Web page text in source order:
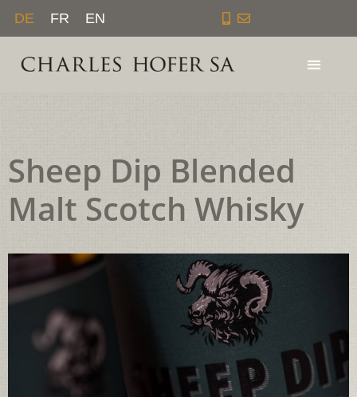
Zum
springen
DE FR EN
Sheep Dip Blended
Malt Scotch Whisky